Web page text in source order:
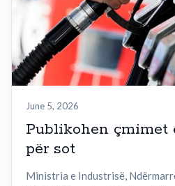
June 5, 2026
Publikohen çmimet
për sot
Ministria e Industrisë,